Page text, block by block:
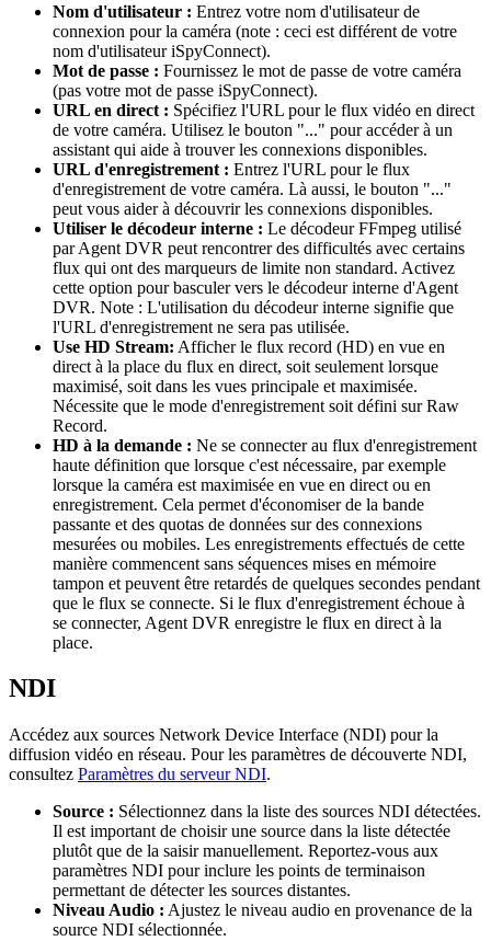
Nom d'utilisateur : Entrez votre nom d'utilisateur de
connexion pour la caméra (note : ceci est différent de votre
nom d'utilisateur iSpyConnect).
Mot de passe : Fournissez le mot de passe de votre caméra
(pas votre mot de passe iSpyConnect).
URL en direct : Spécifiez l'URL pour le flux vidéo en direct
de votre caméra. Utilisez le bouton "..." pour accéder à un
assistant qui aide à trouver les connexions disponibles.
URL d'enregistrement : Entrez l'URL pour le flux
d'enregistrement de votre caméra. Là aussi, le bouton "..."
peut vous aider à découvrir les connexions disponibles.
Utiliser le décodeur interne : Le décodeur FFmpeg utilisé
par Agent DVR peut rencontrer des difficultés avec certains
flux qui ont des marqueurs de limite non standard. Activez
cette option pour basculer vers le décodeur interne d'Agent
DVR. Note : L'utilisation du décodeur interne signifie que
l'URL d'enregistrement ne sera pas utilisée.
Use HD Stream: Afficher le flux record (HD) en vue en
direct à la place du flux en direct, soit seulement lorsque
maximisé, soit dans les vues principale et maximisée.
Nécessite que le mode d'enregistrement soit défini sur Raw
Record.
HD à la demande : Ne se connecter au flux d'enregistrement
haute définition que lorsque c'est nécessaire, par exemple
lorsque la caméra est maximisée en vue en direct ou en
enregistrement. Cela permet d'économiser de la bande
passante et des quotas de données sur des connexions
mesurées ou mobiles. Les enregistrements effectués de cette
manière commencent sans séquences mises en mémoire
tampon et peuvent être retardés de quelques secondes pendant
que le flux se connecte. Si le flux d'enregistrement échoue à
se connecter, Agent DVR enregistre le flux en direct à la
place.
NDI
Accédez aux sources Network Device Interface (NDI) pour la
diffusion vidéo en réseau. Pour les paramètres de découverte NDI,
consultez Paramètres du serveur NDI.
Source : Sélectionnez dans la liste des sources NDI détectées.
Il est important de choisir une source dans la liste détectée
plutôt que de la saisir manuellement. Reportez-vous aux
paramètres NDI pour inclure les points de terminaison
permettant de détecter les sources distantes.
Niveau Audio : Ajustez le niveau audio en provenance de la
source NDI sélectionnée.